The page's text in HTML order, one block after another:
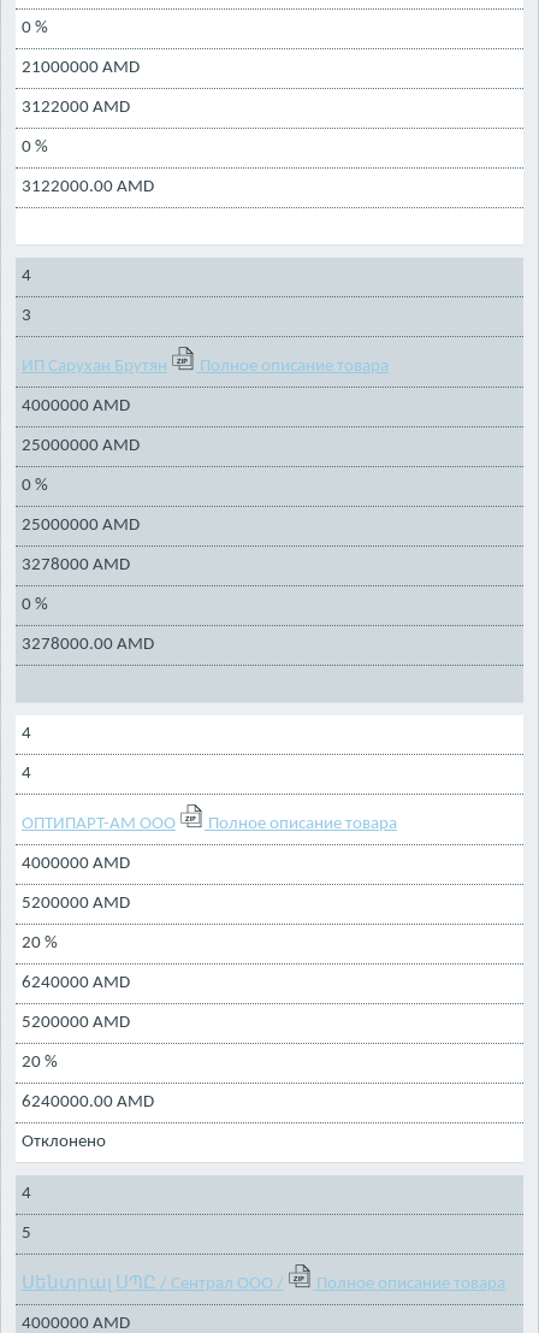
0 %
21000000 AMD
3122000 AMD
0 %
3122000.00 AMD
4
3
ИП Сарухан Брутян Полное описание товара
4000000 AMD
25000000 AMD
0 %
25000000 AMD
3278000 AMD
0 %
3278000.00 AMD
4
4
ОПТИПАРТ-АМ ООО Полное описание товара
4000000 AMD
5200000 AMD
20 %
6240000 AMD
5200000 AMD
20 %
6240000.00 AMD
Отклонено
4
5
Սենտրալ ՍՊԸ / Сентрал ООО / Полное описание товара
4000000 AMD